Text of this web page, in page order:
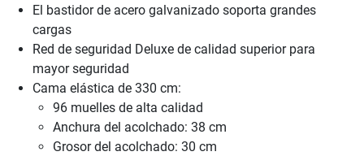
El bastidor de acero galvanizado soporta grandes
cargas
Red de seguridad Deluxe de calidad superior para
mayor seguridad
Cama elástica de 330 cm:
96 muelles de alta calidad
Anchura del acolchado: 38 cm
Grosor del acolchado: 30 cm